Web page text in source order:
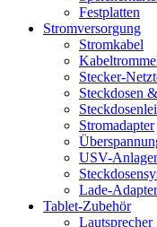
Festplatten
Stromversorgung
Stromkabel
Stecker-
Steckdosen
Stromadapter
USV-
Lade-
Tablet-Zubehör
Lautsprecher